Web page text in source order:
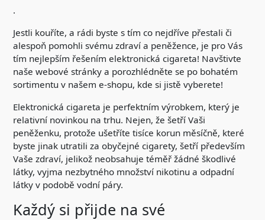
.
Jestli kouříte, a rádi byste s tím co nejdříve přestali či
alespoň pomohli svému zdraví a peněžence, je pro Vás
tím nejlepším řešením elektronická cigareta! Navštivte
naše webové stránky a porozhlédněte se po bohatém
sortimentu v našem e-shopu, kde si jistě vyberete!
Elektronická cigareta je perfektním výrobkem, který je
relativní novinkou na trhu. Nejen, že šetří Vaši
peněženku, protože ušetříte tisíce korun měsíčně, které
byste jinak utratili za obyčejné cigarety, šetří především
Vaše zdraví, jelikož neobsahuje téměř žádné škodlivé
látky, vyjma nezbytného množství nikotinu a odpadní
látky v podobě vodní páry.
Každý si přijde na své